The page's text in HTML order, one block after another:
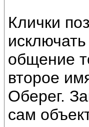
Клички
общение
второе
Оберег.
сам